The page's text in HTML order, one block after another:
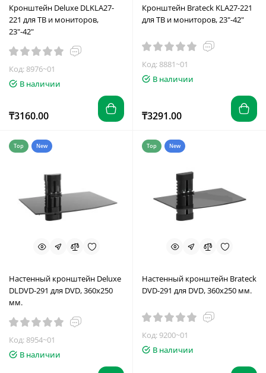
Кронштейн Deluxe DLKLA27-
221 для ТВ и мониторов,
23"-42"
Код: 8976~01
В наличии
₸3160.00
Кронштейн Brateck KLA27-221
для ТВ и мониторов, 23"-42"
Код: 8881~01
В наличии
₸3291.00
Top New
Настенный кронштейн Deluxe
DLDVD-291 для DVD, 360х250
мм.
Код: 8954~01
В наличии
Top New
Настенный кронштейн Brateck
DVD-291 для DVD, 360х250 мм.
Код: 9200~01
В наличии